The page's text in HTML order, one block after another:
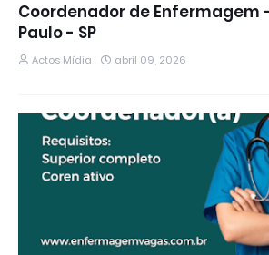
Coordenador de Enfermagem -
Paulo - SP
Actos Mídia abril 09, 2026